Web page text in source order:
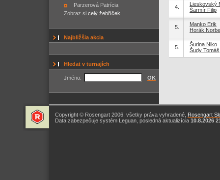
Parzerová Patrícia
Zobraz si celý žebříček
Najbližšia akcia
Hledat v turnajích
Jméno: OK
4.
Lieskovský
Šarmír Filip
5.
Manko Erik
Horák
5.
Šurina Niko
Šudy Tomáš
Copyright © Rosengart 2006, všetky práva vyhradené, Rosengart
Data zabezpečuje systém Leguan, posledná aktualizícia 10.8.2026